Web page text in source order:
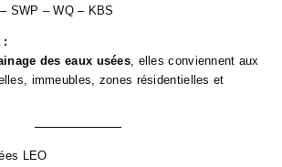
SWP – WQ – KBS
:
des eaux usées, elles conviennent aux
immeubles, zones résidentielles et
LEO